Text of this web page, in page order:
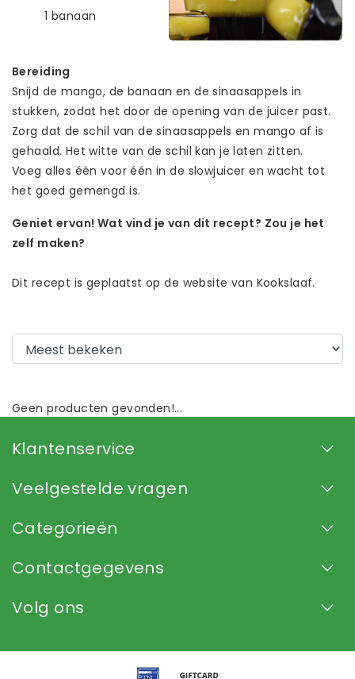
1 banaan
Bereiding
Snijd de mango, de banaan en de sinaasappels in
stukken, zodat het door de opening van de juicer past.
Zorg dat de schil van de sinaasappels en mango af is
gehaald. Het witte van de schil kan je laten zitten.
Voeg alles één voor één in de slowjuicer en wacht tot
het goed gemengd is.
Geniet ervan! Wat vind je van dit recept? Zou je het
zelf maken?
Dit recept is geplaatst op de website van Kookslaaf.
Geen producten gevonden!...
Klantenservice
Veelgestelde vragen
Categorieën
Contactgegevens
Volg ons